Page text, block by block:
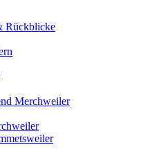
Rückblicke
Merchweiler